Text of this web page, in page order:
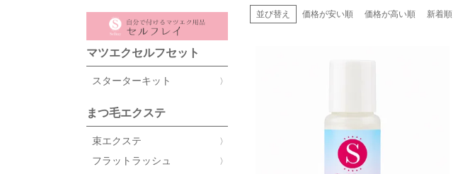
マツエクセルフセット
スターターキット
まつ毛エクステ
束エクステ
フラットラッシュ
並び替え 価格が安い順 価格が高い順 新着順